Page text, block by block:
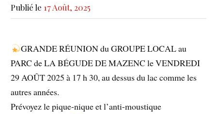
Publié le 17 Août, 2025
GRANDE RÉUNION du GROUPE LOCAL au
PARC de LA BÉGUDE DE MAZENC le VENDREDI
29 AOÛT 2025 à 17 h 30, au dessus du lac comme les
autres années.
Prévoyez le pique-nique et l’anti-moustique